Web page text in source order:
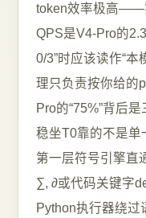
token效率极高——
QPS是V4-Pro的
0/3”时应该读作“
理只负责按你给的
Pro的“75%”背后
稳坐T0靠的不是单
第一层符号引擎直
∑, ∂或代码关键字
Python执行器绕过